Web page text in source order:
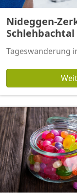
Nideggen-
Schlehbachtal
Tageswanderung